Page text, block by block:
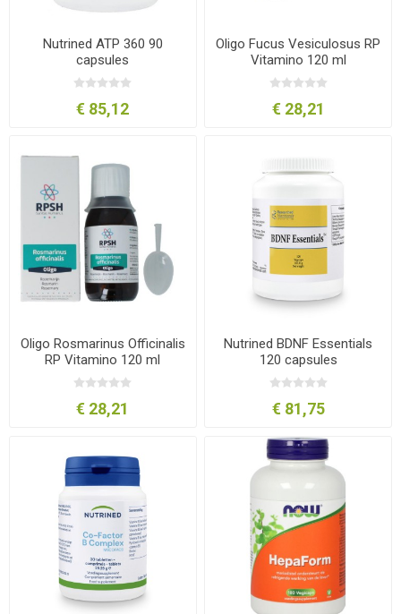
Nutrined ATP 360 90
capsules
€ 85,12
Oligo Fucus Vesiculosus RP
Vitamino 120 ml
€ 28,21
Oligo Rosmarinus Officinalis
RP Vitamino 120 ml
€ 28,21
Nutrined BDNF Essentials
120 capsules
€ 81,75